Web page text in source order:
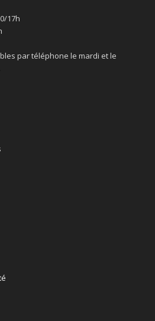
17h
par téléphone le mardi et le